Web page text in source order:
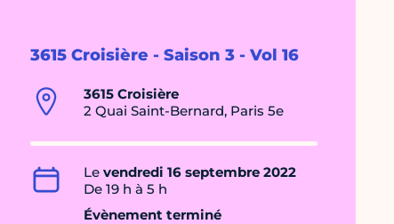
3615 Croisière - Saison 3 - Vol 16
3615 Croisière
2 Quai Saint-Bernard, Paris 5e
Le vendredi 16 septembre 2022
De 19 h à 5 h
Évènement terminé